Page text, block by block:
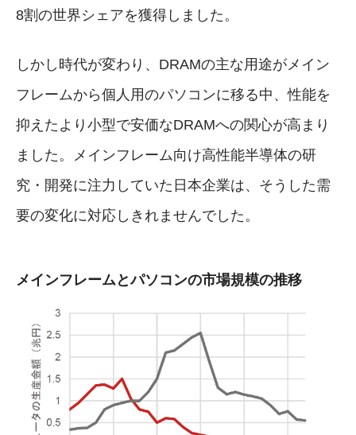
8割の世界シェアを獲得しました。
しかし時代が変わり、DRAMの主な用途がメイン
フレームから個人用のパソコンに移る中、性能を
抑えたより小型で安価なDRAMへの関心が高まり
ました。メインフレーム向け高性能半導体の研
究・開発に注力していた日本企業は、そうした需
要の変化に対応しきれませんでした。
メインフレームとパソコンの市場規模の推移